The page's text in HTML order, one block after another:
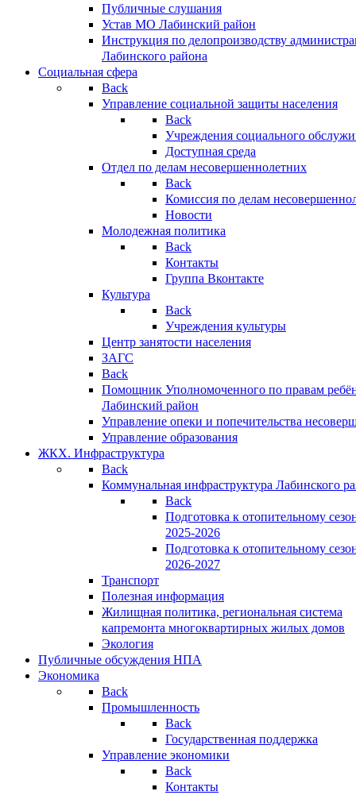
Публичные слушания
Устав МО Лабинский район
Инструкция по делопроизводству
Лабинского района
Социальная сфера
Back
Управление социальной защиты населения
Back
Учреждения социального
Доступная среда
Отдел по делам несовершеннолетних
Back
Комиссия по делам
Новости
Молодежная политика
Back
Контакты
Группа Вконтакте
Культура
Back
Учреждения культуры
Центр занятости населения
ЗАГС
Back
Помощник Уполномоченного по правам
Лабинский район
Управление опеки и попечительства
Управление образования
ЖКХ. Инфраструктура
Back
Коммунальная инфраструктура Лабинского
Back
Подготовка к отопительному
2025-2026
Подготовка к отопительному
2026-2027
Транспорт
Полезная информация
Жилищная политика, региональная система
капремонта многоквартирных жилых домов
Экология
Публичные обсуждения НПА
Экономика
Back
Промышленность
Back
Государственная поддержка
Управление экономики
Back
Контакты